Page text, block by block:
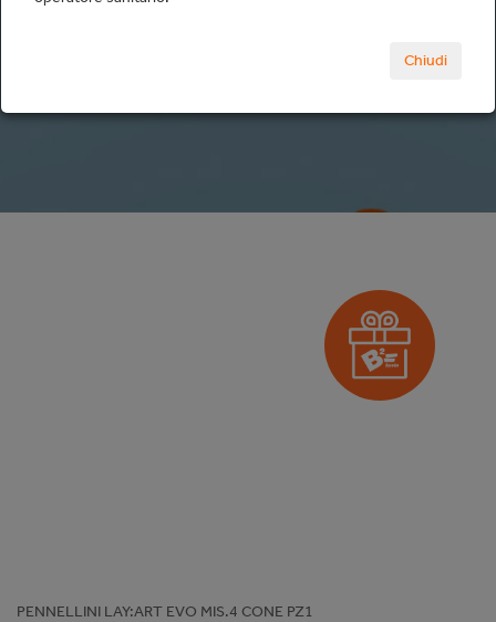
PENNELLINI LAY:ART EVO MIS.4 CONE PZ1
Chiudi